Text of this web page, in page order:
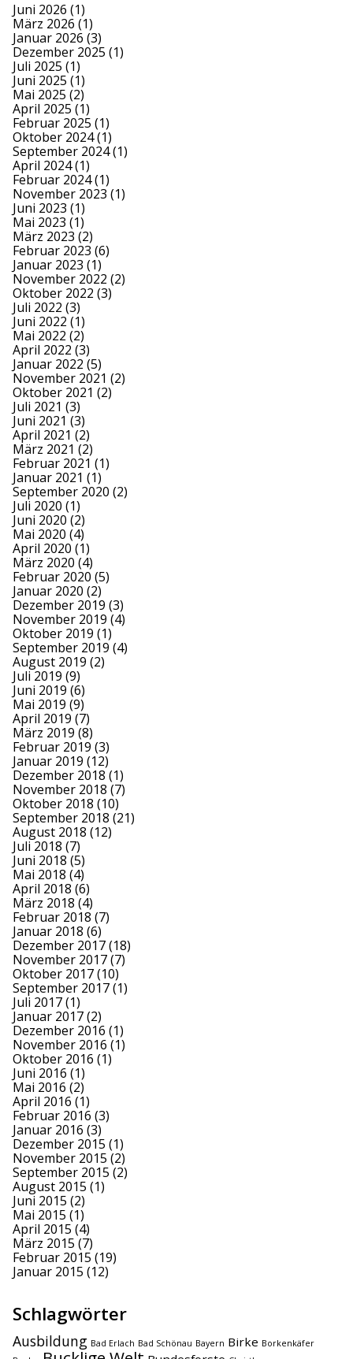
Juni 2026 (1)
März 2026 (1)
Januar 2026 (3)
Dezember 2025 (1)
Juli 2025 (1)
Juni 2025 (1)
Mai 2025 (2)
April 2025 (1)
Februar 2025 (1)
Oktober 2024(1)
September 2024(1)
April 2024(1)
Februar 2024(1)
November 2023 (1)
Juni 2023 (1)
Mai 2023 (1)
März 2023 (2)
Februar 2023 (6)
Januar 2023 (1)
November 2022 (2)
Oktober 2022 (3)
Juli 2022 (3)
Juni 2022 (1)
Mai 2022 (2)
April 2022 (3)
Januar 2022 (5)
November 2021 (2)
Oktober 2021 (2)
Juli 2021 (3)
Juni 2021 (3)
April 2021 (2)
März 2021 (2)
Februar 2021 (1)
Januar 2021 (1)
September 2020 (2)
Juli 2020 (1)
Juni 2020 (2)
Mai 2020 (4)
April 2020 (1)
März 2020 (4)
Februar 2020 (5)
Januar 2020 (2)
Dezember 2019 (3)
November 2019 (4)
Oktober 2019 (1)
September 2019 (4)
August 2019 (2)
Juli 2019 (9)
Juni 2019 (6)
Mai 2019 (9)
April 2019 (7)
März 2019 (8)
Februar 2019 (3)
Januar 2019 (12)
Dezember 2018 (1)
November 2018 (7)
Oktober 2018 (10)
September 2018 (21)
August 2018 (12)
Juli 2018 (7)
Juni 2018 (5)
Mai 2018 (4)
April 2018 (6)
März 2018 (4)
Februar 2018 (7)
Januar 2018 (6)
Dezember 2017(18)
November 2017(7)
Oktober 2017(10)
September 2017(1)
Juli 2017(1)
Januar 2017(2)
Dezember 2016 (1)
November 2016 (1)
Oktober 2016 (1)
Juni 2016 (1)
Mai 2016 (2)
April 2016 (1)
Februar 2016 (3)
Januar 2016 (3)
Dezember 2015 (1)
November 2015 (2)
September 2015 (2)
August 2015 (1)
Juni 2015 (2)
Mai 2015 (1)
April 2015 (4)
März 2015 (7)
Februar 2015 (19)
Januar 2015 (12)
Schlagwörter
Ausbildung Bad Erlach Bad Schönau Bayern Birke Borkenkäfer